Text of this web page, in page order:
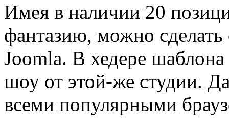
Имея в наличии 20
фантазию, можно
Joomla. В хедере
шоу от этой-же студии.
всеми популярными